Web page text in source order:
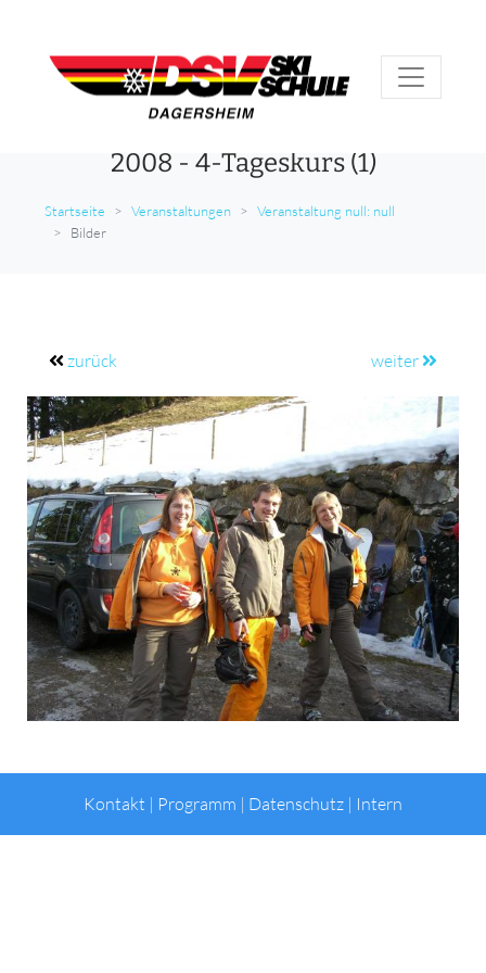
2008 - 4-Tageskurs (1)
Startseite Veranstaltungen
Veranstaltung null: null
Bilder
zurück weiter
Kontakt | Programm | Datenschutz | Intern